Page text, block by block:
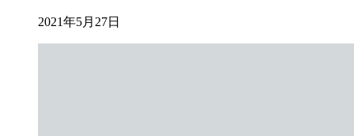
2021年5月27日